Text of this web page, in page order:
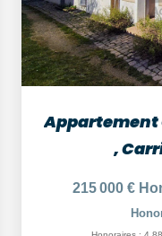
,
215 000 €